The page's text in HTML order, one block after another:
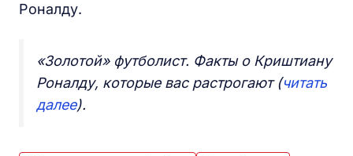
Роналду.
«Золотой» футболист. Факты о Криштиану
Роналду, которые вас растрогают (читать
далее).